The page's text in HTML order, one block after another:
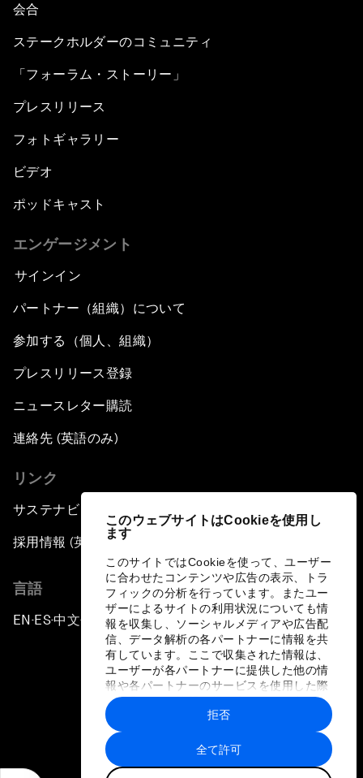
このウェブサイトはCookieを使用し
ます
このサイトではCookieを使って、ユーザー
に合わせたコンテンツや広告の表示、トラ
フィックの分析を行っています。またユー
ザーによるサイトの利用状況についても情
報を収集し、ソーシャルメディアや広告配
信、データ解析の各パートナーに情報を共
有しています。ここで収集された情報は、
ユーザーが各パートナーに提供した他の情
報や各パートナーのサービスを使用した際
に収集された情報と組み合わされ、各パー
トナーによって使用されることがありま
す。
全て許可
拒否
会合
ステークホルダーのコミュニティ
「フォーラム・ストーリー」
プレスリリース
フォトギャラリー
ビデオ
ポッドキャスト
エンゲージメント
サインイン
パートナー（組織）について
参加する（個人、組織）
プレスリリース登録
ニュースレター購読
連絡先 (英語のみ)
リンク
サステナビリティへの取り組み
採用情報 (英語のみ)
言語
EN ▪ES▪中文▪ 日本語
プライバシーポリシーと利用規約
サイトマップ